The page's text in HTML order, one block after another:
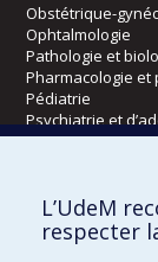
Obstétrique-
Ophtalmologie
Pathologie et
Pharmacologie et
Pédiatrie
Psychiatrie et
Radiologie,
Écoles
L’UdeM
respecter